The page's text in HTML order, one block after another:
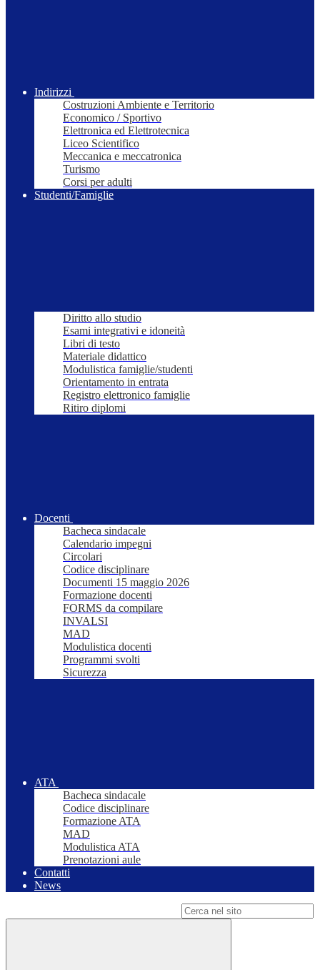
Indirizzi
Costruzioni Ambiente e Territorio
Economico / Sportivo
Elettronica ed Elettrotecnica
Liceo Scientifico
Meccanica e meccatronica
Turismo
Corsi per adulti
Studenti/Famiglie
Diritto allo studio
Esami integrativi e idoneità
Libri di testo
Materiale didattico
Modulistica famiglie/studenti
Orientamento in entrata
Registro elettronico famiglie
Ritiro diplomi
Docenti
Bacheca sindacale
Calendario impegni
Circolari
Codice disciplinare
Documenti 15 maggio 2026
Formazione docenti
FORMS da compilare
INVALSI
MAD
Modulistica docenti
Programmi svolti
Sicurezza
ATA
Bacheca sindacale
Codice disciplinare
Formazione ATA
MAD
Modulistica ATA
Prenotazioni aule
Contatti
News